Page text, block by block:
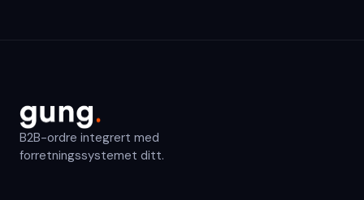
B2B-ordre integrert med
forretningssystemet ditt.